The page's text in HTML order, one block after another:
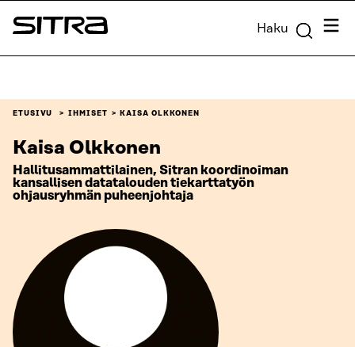
Siirry
suoraan
Sitra Haku
ETUSIVU IHMISET KAISA OLKKONEN
Kaisa Olkkonen
Hallitusammattilainen, Sitran koordinoiman
kansallisen datatalouden tiekarttatyön
ohjausryhmän puheenjohtaja